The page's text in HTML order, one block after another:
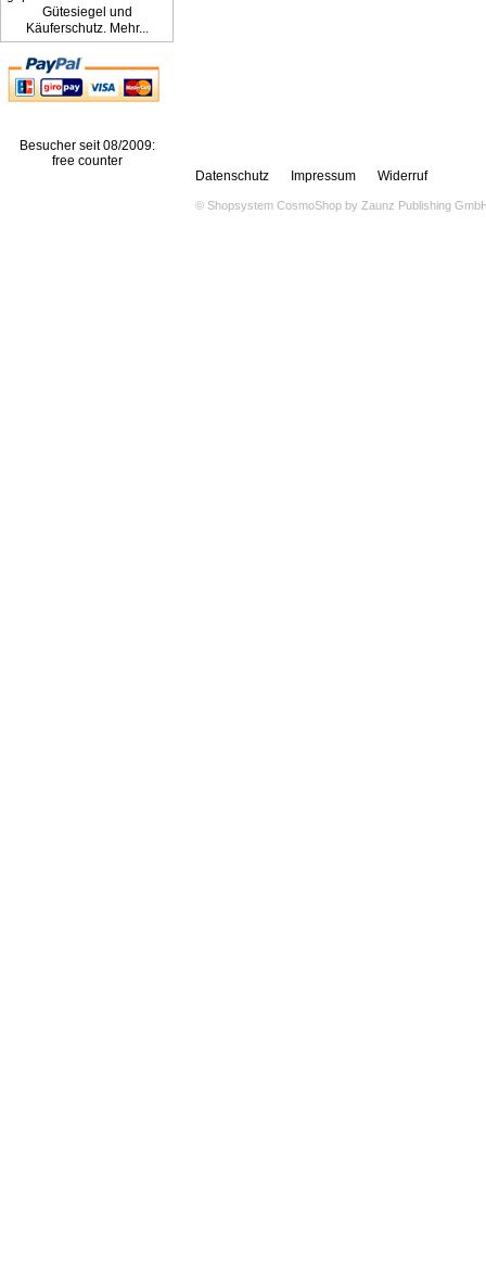
Gütesiegel und
Käuferschutz. Mehr...
Besucher seit 08/2009:
free counter
Datenschutz
Impressum Widerruf
© Shopsystem CosmoShop by Zaunz Publishing